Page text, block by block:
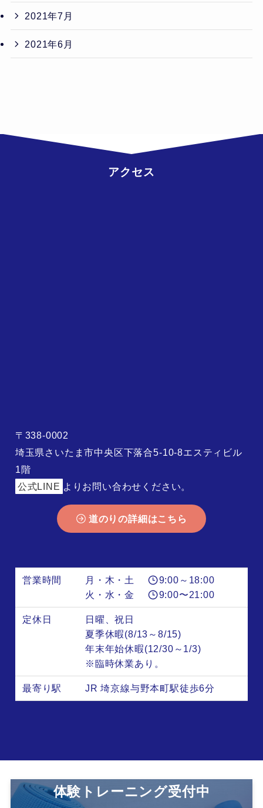
2021年7月
2021年6月
アクセス
〒338-0002
埼玉県さいたま市中央区下落合5-10-8エスティビル
1階
公式LINE よりお問い合わせください。
道のりの詳細はこちら
営業時間 月・木・土
9:00～18:00
火・水・金
9:00〜21:00
定休日
日曜、祝日
夏季休暇(8/13～8/15)
年末年始休暇(12/30～1/3)
※臨時休業あり。
最寄り駅 JR 埼京線与野本町駅徒歩6分
体験トレーニング受付中